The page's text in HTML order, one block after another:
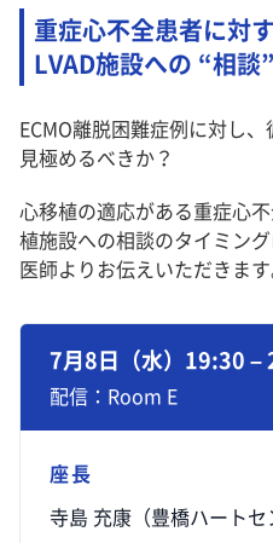
重症心不全患者に対
LVAD施設への “相談
ECMO離脱困難症例に対し
見極めるべきか？
心移植の適応がある重症心
植施設への相談のタイミン
医師よりお伝えいただきます
7月8日（水）19:30 –
配信：Room E
座長
寺島 充康（豊橋ハートセ